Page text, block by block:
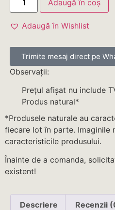
Adaugă în coș
Adaugă în Wishlist
Trimite mesaj direct pe
Observații:
Prețul afișat nu include
Produs natural*
*Produsele naturale au
fiecare lot în parte. Imaginile
caracteristicile produsului.
Înainte de a comanda,
existent!
Descriere Recenzii